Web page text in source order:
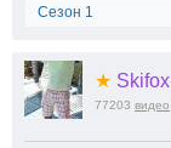
Сезон 1
★ Skifox
77203 видео